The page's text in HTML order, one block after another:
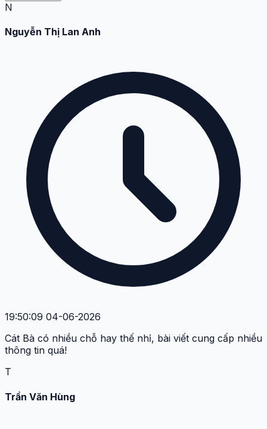
N
Nguyễn Thị Lan Anh
19:50:09 04-06-2026
Cát Bà có nhiều chỗ hay thế nhỉ, bài viết cung cấp nhiều
thông tin quá!
T
Trần Văn Hùng